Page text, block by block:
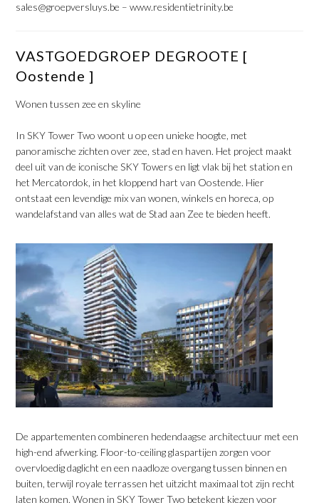
sales@groepversluys.be – www.residentietrinity.be
​VASTGOEDGROEP DEGROOTE [
Oostende ]
​Wonen tussen zee en skyline
​In SKY Tower Two woont u op een unieke hoogte, met
panoramische zichten over zee, stad en haven. Het project maakt
deel uit van de iconische SKY Towers en ligt vlak bij het station en
het Mercatordok, in het kloppend hart van Oostende. Hier
ontstaat een levendige mix van wonen, winkels en horeca, op
wandelafstand van alles wat de Stad aan Zee te bieden heeft.
​De appartementen combineren hedendaagse architectuur met een
high-end afwerking. Floor-to-ceiling glaspartijen zorgen voor
overvloedig daglicht en een naadloze overgang tussen binnen en
buiten, terwijl royale terrassen het uitzicht maximaal tot zijn recht
laten komen. Wonen in SKY Tower Two betekent kiezen voor